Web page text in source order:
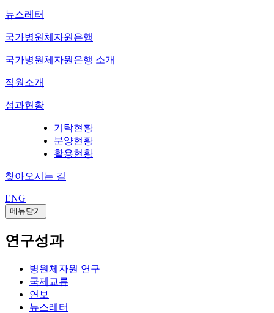
뉴스레터
국가병원체자원은행
국가병원체자원은행 소개
직원소개
성과현황
기탁현황
분양현황
활용현황
찾아오시는 길
ENG
메뉴닫기
연구성과
병원체자원 연구
국제교류
연보
뉴스레터